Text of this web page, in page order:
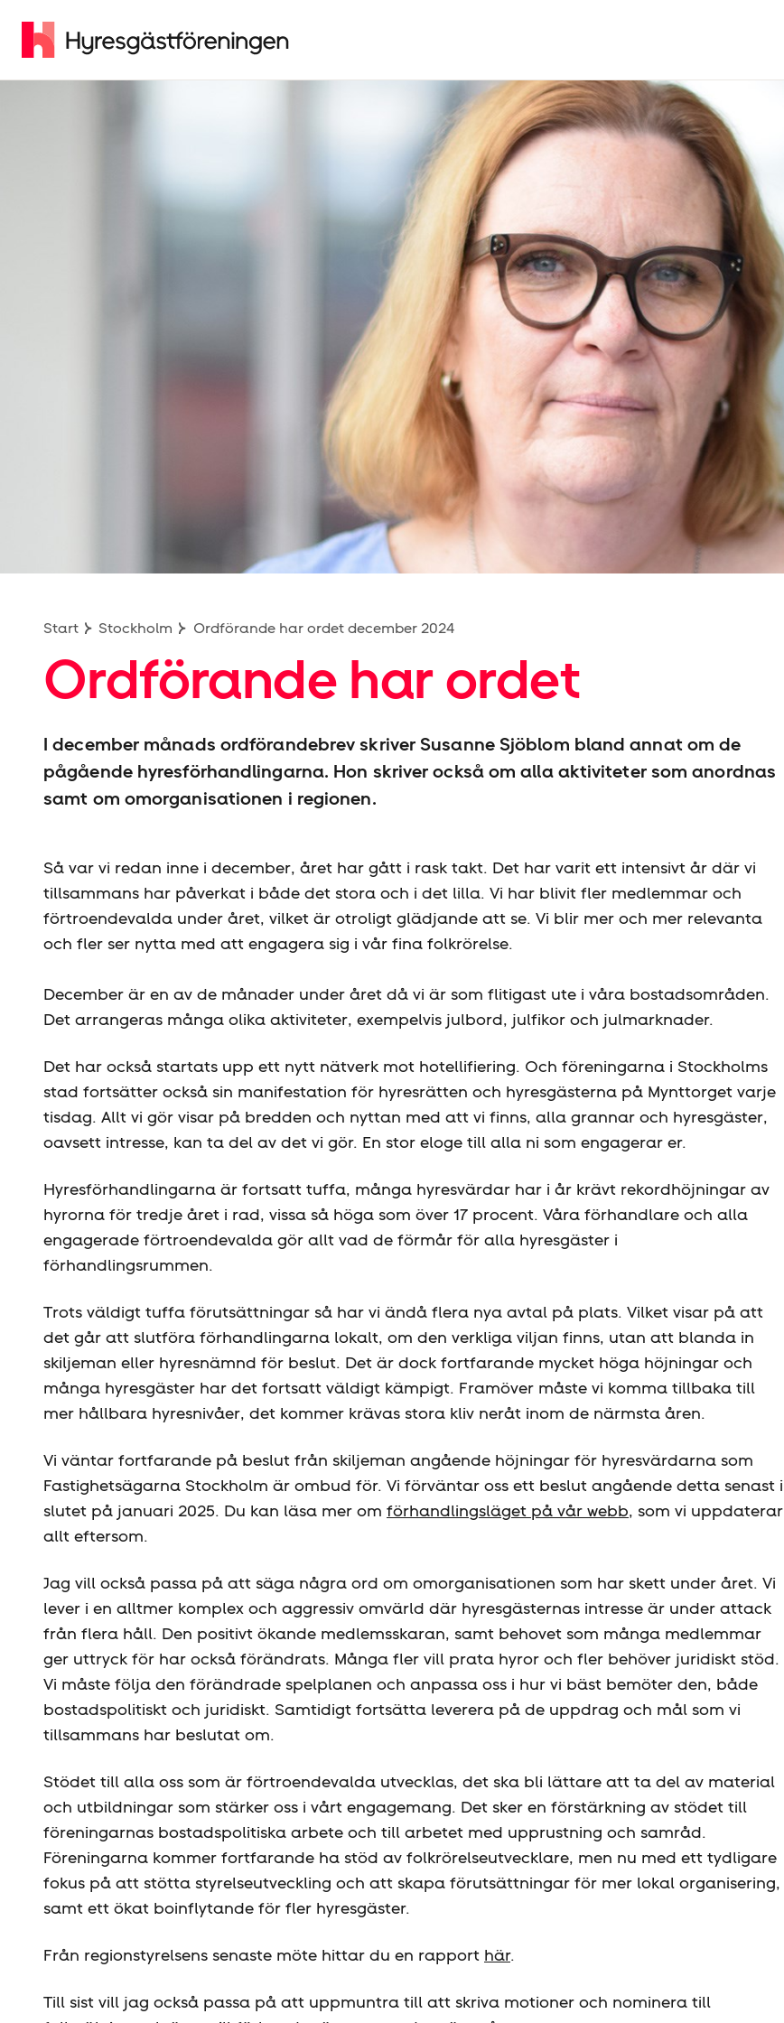
Start Stockholm Ordförande har ordet december 2024
Ordförande har ordet
I december månads ordförandebrev skriver Susanne Sjöblom bland annat om de
pågående hyres­förhandlingarna. Hon skriver också om alla aktiviteter som anordnas
samt om omorganisationen i regionen.
Så var vi redan inne i december, året har gått i rask takt. Det har varit ett intensivt år där vi
tillsammans har påverkat i både det stora och i det lilla. Vi har blivit fler medlemmar och
förtroendevalda under året, vilket är otroligt glädjande att se. Vi blir mer och mer relevanta
och fler ser nytta med att engagera sig i vår fina folkrörelse.
December är en av de månader under året då vi är som flitigast ute i våra bostadsområden.
Det arrangeras många olika aktiviteter, exempelvis julbord, julfikor och julmarknader.
Det har också startats upp ett nytt nätverk mot hotellifiering. Och föreningarna i Stockholms
stad fortsätter också sin manifestation för hyresrätten och hyresgästerna på Mynttorget varje
tisdag. Allt vi gör visar på bredden och nyttan med att vi finns, alla grannar och hyresgäster,
oavsett intresse, kan ta del av det vi gör. En stor eloge till alla ni som engagerar er.
Hyres­förhandlingarna är fortsatt tuffa, många hyresvärdar har i år krävt rekordhöjningar av
hyrorna för tredje året i rad, vissa så höga som över 17 procent. Våra förhandlare och alla
engagerade förtroendevalda gör allt vad de förmår för alla hyresgäster i
förhandlingsrummen.
Trots väldigt tuffa förutsättningar så har vi ändå flera nya avtal på plats. Vilket visar på att
det går att slutföra förhandlingarna lokalt, om den verkliga viljan finns, utan att blanda in
skiljeman eller hyresnämnd för beslut. Det är dock fortfarande mycket höga höjningar och
många hyresgäster har det fortsatt väldigt kämpigt. Framöver måste vi komma tillbaka till
mer hållbara hyresnivåer, det kommer krävas stora kliv neråt inom de närmsta åren.
Vi väntar fortfarande på beslut från skiljeman angående höjningar för hyresvärdarna som
Fastighetsägarna Stockholm är ombud för. Vi förväntar oss ett beslut angående detta senast i
slutet på januari 2025. Du kan läsa mer om förhandlingsläget på vår webb, som vi uppdaterar
allt eftersom.
Jag vill också passa på att säga några ord om omorganisationen som har skett under året. Vi
lever i en alltmer komplex och aggressiv omvärld där hyresgästernas intresse är under attack
från flera håll. Den positivt ökande medlemsskaran, samt behovet som många medlemmar
ger uttryck för har också förändrats. Många fler vill prata hyror och fler behöver juridiskt stöd.
Vi måste följa den förändrade spelplanen och anpassa oss i hur vi bäst bemöter den, både
bostadspolitiskt och juridiskt. Samtidigt fortsätta leverera på de uppdrag och mål som vi
tillsammans har beslutat om.
Stödet till alla oss som är förtroendevalda utvecklas, det ska bli lättare att ta del av material
och utbildningar som stärker oss i vårt engagemang. Det sker en förstärkning av stödet till
föreningarnas bostadspolitiska arbete och till arbetet med upprustning och samråd.
Föreningarna kommer fortfarande ha stöd av folkrörelseutvecklare, men nu med ett tydligare
fokus på att stötta styrelseutveckling och att skapa förutsättningar för mer lokal organisering,
samt ett ökat boinflytande för fler hyresgäster.
Från regionstyrelsens senaste möte hittar du en rapport här.
Till sist vill jag också passa på att uppmuntra till att skriva motioner och nominera till